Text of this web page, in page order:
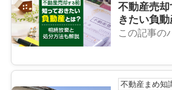
不動産売
きたい負
と処分方
この記事の
不動産まめ知